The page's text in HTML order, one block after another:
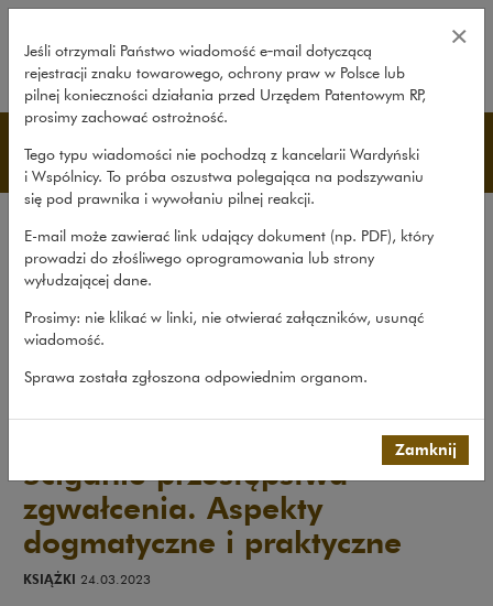
Ściganie przestępstwa
Publikacje
Opracowania
Książki
Ściganie przestępstwa
zgwałcenia. Aspekty
dogmatyczne i praktyczne
KSIĄŻKI 24.03.2023
Jeśli otrzymali Państwo wiadomość e‑mail dotyczącą
rejestracji znaku towarowego, ochrony praw w Polsce lub
pilnej konieczności działania przed Urzędem Patentowym RP,
prosimy zachować ostrożność.
Tego typu wiadomości nie pochodzą z kancelarii Wardyński
i Wspólnicy. To próba oszustwa polegająca na podszywaniu
się pod prawnika i wywołaniu pilnej reakcji.
E-mail może zawierać link udający dokument (np. PDF), który
prowadzi do złośliwego oprogramowania lub strony
wyłudzającej dane.
Prosimy: nie klikać w linki, nie otwierać załączników, usunąć
wiadomość.
Sprawa została zgłoszona odpowiednim organom.
×
Zamknij